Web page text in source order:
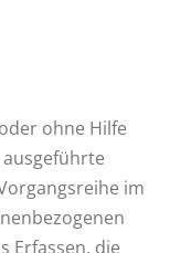
ohne Hilfe
im
Erfassen, die